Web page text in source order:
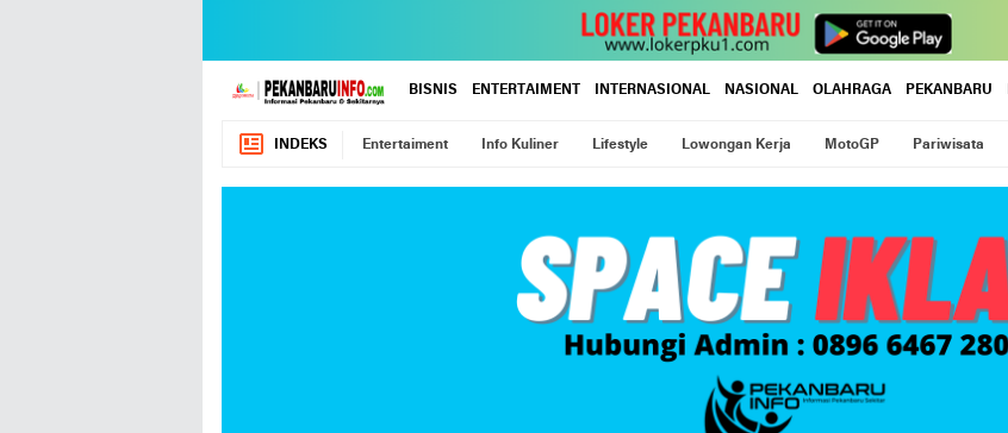
BISNIS ENTERTAIMENT INTERNASIONAL NASIONAL OLAHRAGA PEKANBARU
INDEKS Entertaiment Info Kuliner Lifestyle Lowongan Kerja MotoGP Pariwisata